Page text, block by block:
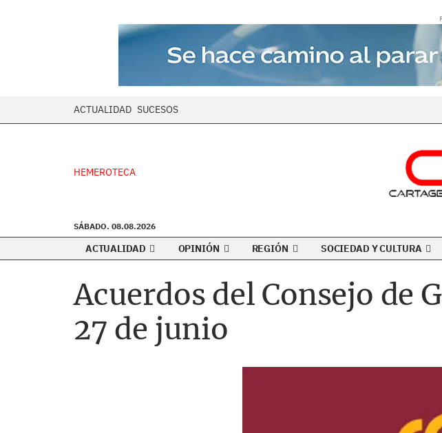
ACTUALIDAD SUCESOS
HEMEROTECA
SÁBADO. 08.08.2026
ACTUALIDAD OPINIÓN REGIÓN SOCIEDAD Y CULTURA
Acuerdos del Consejo de
27 de junio